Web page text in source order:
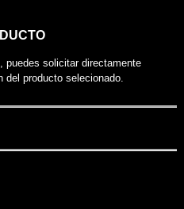
puedes solicitar directamente
producto selecionado.